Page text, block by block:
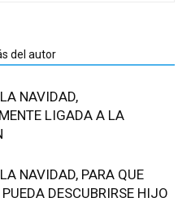
del autor
NAVIDAD,
LIGADA A LA
NAVIDAD, PARA QUE
DESCUBRIRSE HIJO